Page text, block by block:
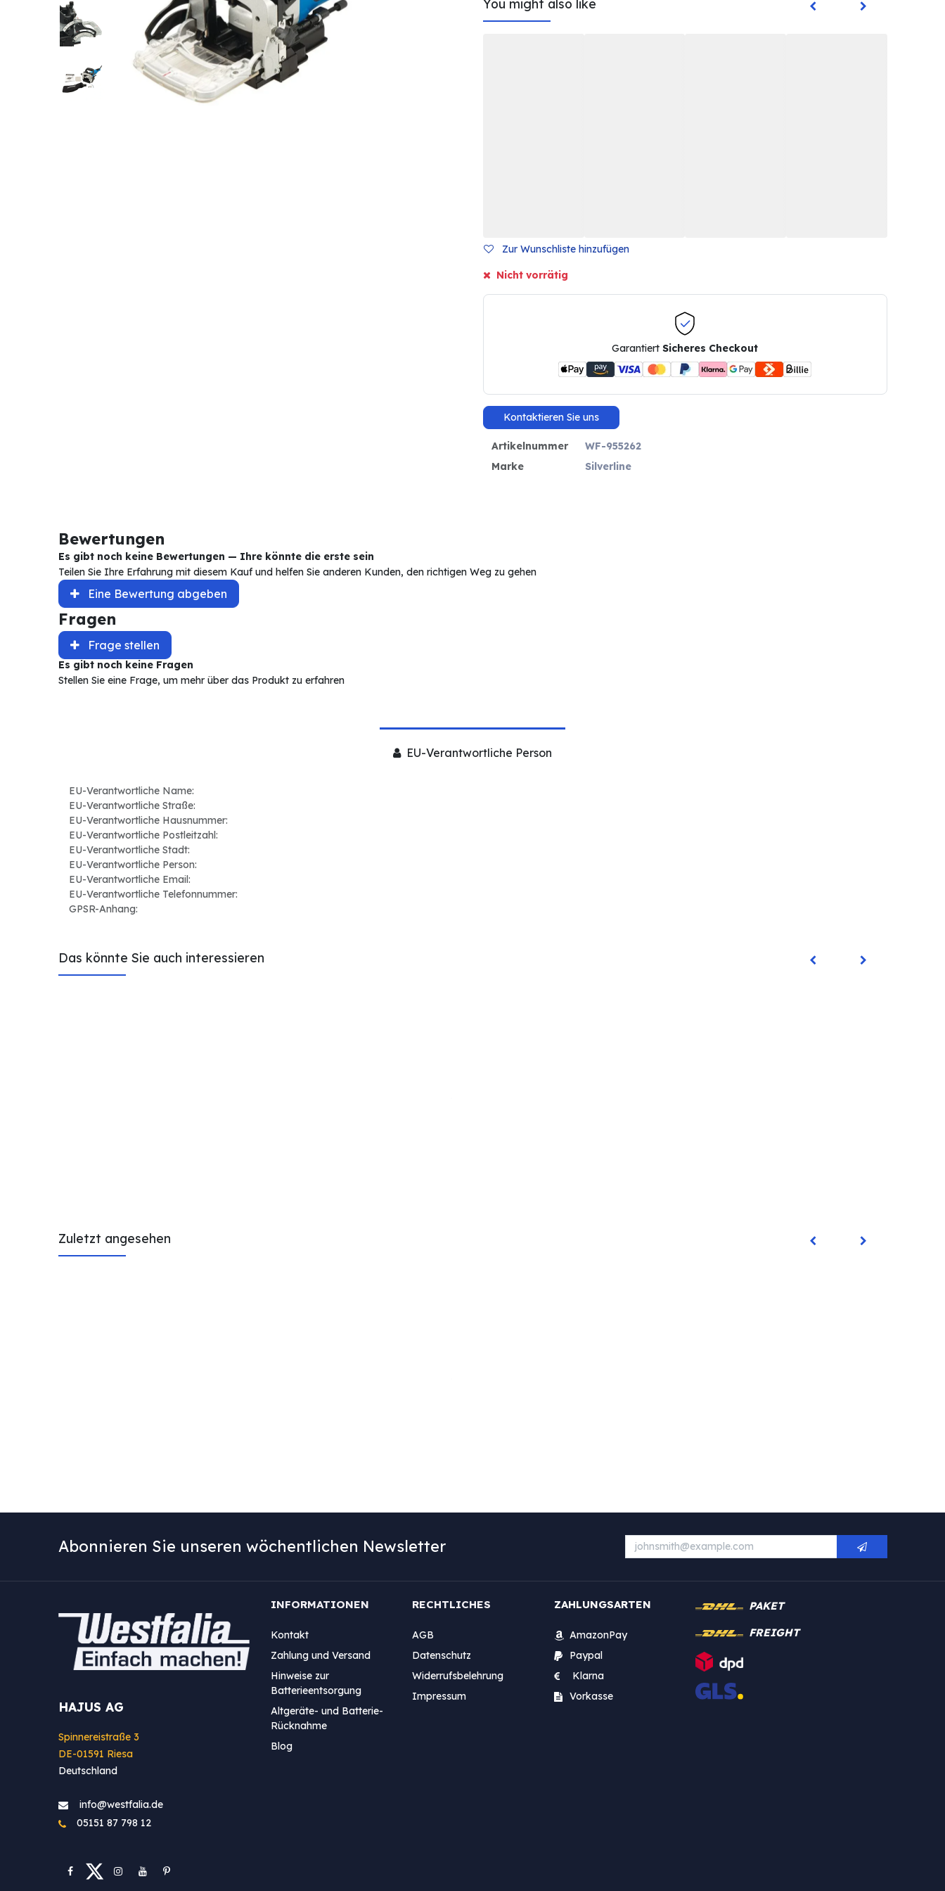
You might also like
Zur Wunschliste hinzufügen
Nicht vorrätig
GarantiertSicheres Checkout
Kontaktieren Sie uns
Artikelnummer
WF-955262
Marke
Silverline
Bewertungen
Es gibt noch keine Bewertungen — Ihre könnte die erste sein
Teilen Sie Ihre Erfahrung mit diesem Kauf und helfen Sie anderen Kunden, den richtigen Weg zu gehen
Eine Bewertung abgeben
Fragen
Frage stellen
Es gibt noch keine Fragen
Stellen Sie eine Frage, um mehr über das Produkt zu erfahren
EU-Verantwortliche Person
EU-Verantwortliche Name:
EU-Verantwortliche Straße:
EU-Verantwortliche Hausnummer:
EU-Verantwortliche Postleitzahl:
EU-Verantwortliche Stadt:
EU-Verantwortliche Person:
EU-Verantwortliche Email:
EU-Verantwortliche Telefonnummer:
GPSR-Anhang:
Das könnte Sie auch interessieren
Zuletzt angesehen
Abonnieren Sie unseren wöchentlichen Newsletter
HAJUS AG
Spinnereistraße 3
DE-01591 Riesa
Deutschland
info@westfa​lia.de
05151 87 798 12
INFORMATIONEN
Kontakt
Zahlung und Versand
Hinweise zur
Batterieentsorgung
Altgeräte- und Batterie-
Rücknahme
Blog
RECHTLICHES
AGB
Datenschutz
Widerrufsbelehrung
Impressum
ZAHLUNGSARTEN
AmazonPay
Paypal
Klarna
Vorkasse
PAKET
FREIGHT